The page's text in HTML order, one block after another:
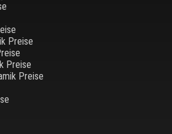
Preise
Preise
Preise